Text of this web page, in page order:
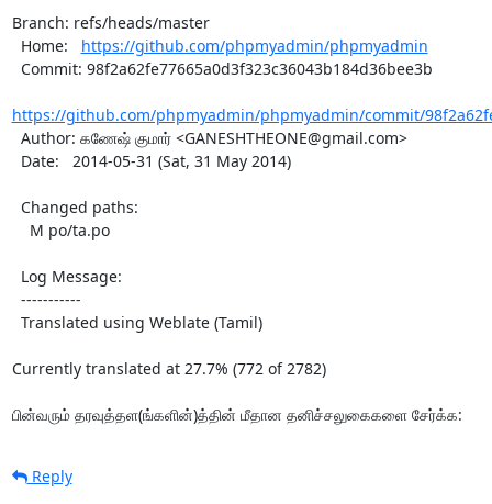
Branch: refs/heads/master
  Home:
https://github.com/phpmyadmin/phpmyadmin
https://github.com/phpmyadmin/phpmyadmin/commit/
Currently translated at 27.7% (772 of 2782)
பின்வரும் தரவுத்தள(ங்களின்)த்தின் மீதான தனிச்சலுகைகளை சேர்க்க:
Reply